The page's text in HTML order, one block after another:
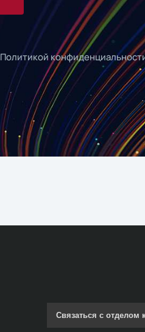
Политикой
Связаться с отделом